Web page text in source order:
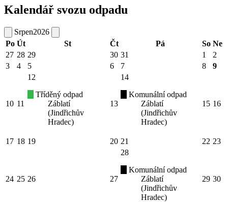
Kalendář svozu odpadu
Srpen2026
Po Út St Čt Pá So Ne
27 28 29 30 31 1
2
3
4 5 6 7 8 9
10 11
12
Tříděný odpad
Záblatí
(Jindřichův
Hradec)
13
14
Komunální odpad
Záblatí
(Jindřichův
Hradec)
15 16
17 18 19 20 21 22 23
24 25 26 27
28
Komunální odpad
Záblatí
(Jindřichův
Hradec)
29 30